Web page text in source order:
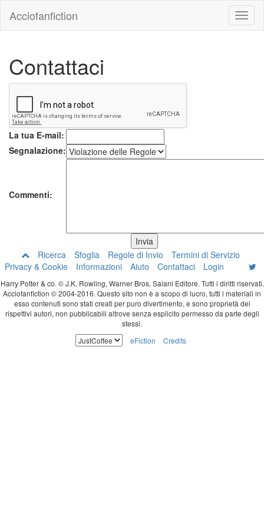
Acciofanfiction
Contattaci
La tua E-mail:
Segnalazione:
Commenti:
Ricerca Sfoglia Regole di Invio
Termini di Servizio
Privacy & Cookie
Informazioni Aiuto Contattaci Login
Harry Potter & co. © J.K. Rowling, Warner Bros, Salani Editore. Tutti i diritti riservati.
Acciofanfiction © 2004-2016. Questo sito non è a scopo di lucro, tutti i materiali in
esso contenuti sono stati creati per puro divertimento, e sono proprietà dei
rispettivi autori, non pubblicabili altrove senza esplicito permesso da parte degli
stessi.
eFiction
Credits